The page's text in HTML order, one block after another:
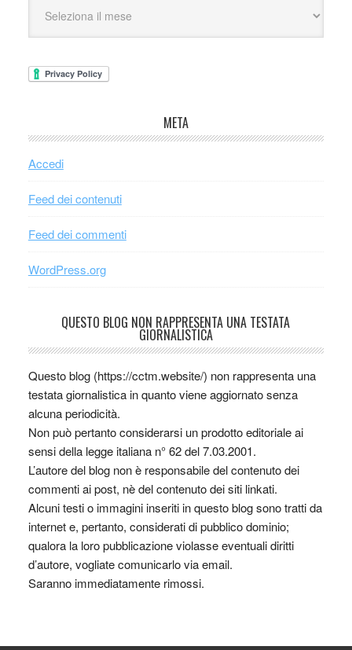
META
Accedi
Feed dei contenuti
Feed dei commenti
WordPress.org
QUESTO BLOG NON RAPPRESENTA UNA TESTATA
GIORNALISTICA
Questo blog (https://cctm.website/) non rappresenta una
testata giornalistica in quanto viene aggiornato senza
alcuna periodicità.
Non può pertanto considerarsi un prodotto editoriale ai
sensi della legge italiana n° 62 del 7.03.2001.
L’autore del blog non è responsabile del contenuto dei
commenti ai post, nè del contenuto dei siti linkati.
Alcuni testi o immagini inseriti in questo blog sono tratti da
internet e, pertanto, considerati di pubblico dominio;
qualora la loro pubblicazione violasse eventuali diritti
d’autore, vogliate comunicarlo via email.
Saranno immediatamente rimossi.